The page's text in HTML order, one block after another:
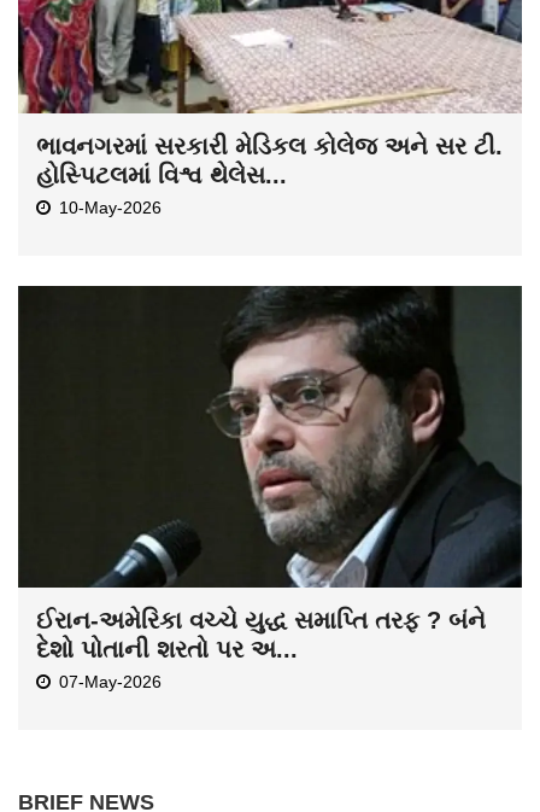
ભાવનગરમાં સરકારી મેડિકલ કોલેજ અને સર ટી.
હોસ્પિટલમાં વિશ્વ થેલેસ...
10-May-2026
ઈરાન-અમેરિકા વચ્ચે યુદ્ધ સમાપ્તિ તરફ ? બંને
દેશો પોતાની શરતો પર અ...
07-May-2026
BRIEF NEWS